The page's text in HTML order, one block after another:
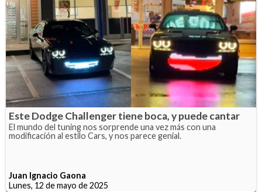
Este Dodge Challenger tiene boca, y puede cantar
El mundo del tuning nos sorprende una vez más con una
modificación al estilo Cars, y nos parece genial.
Juan Ignacio Gaona
Lunes, 12 de mayo de 2025